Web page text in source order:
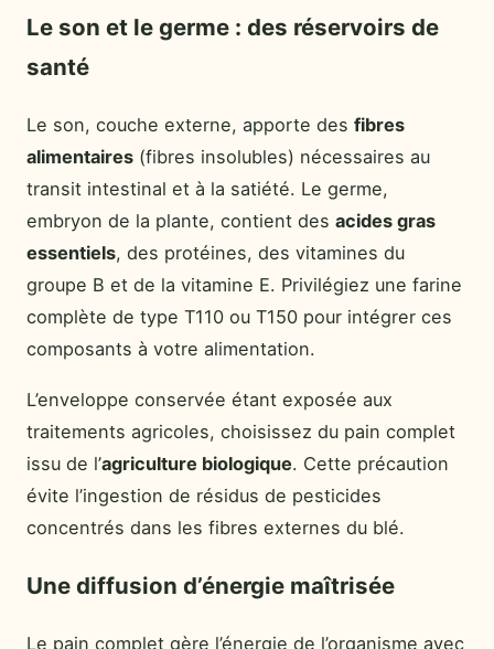
Le son et le germe : des réservoirs de
santé
Le son, couche externe, apporte des fibres
alimentaires (fibres insolubles) nécessaires au
transit intestinal et à la satiété. Le germe,
embryon de la plante, contient des acides gras
essentiels, des protéines, des vitamines du
groupe B et de la vitamine E. Privilégiez une farine
complète de type T110 ou T150 pour intégrer ces
composants à votre alimentation.
L’enveloppe conservée étant exposée aux
traitements agricoles, choisissez du pain complet
issu de l’agriculture biologique. Cette précaution
évite l’ingestion de résidus de pesticides
concentrés dans les fibres externes du blé.
Une diffusion d’énergie maîtrisée
Le pain complet gère l’énergie de l’organisme avec